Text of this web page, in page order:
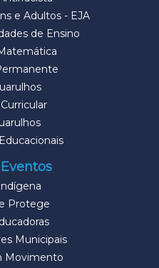
e Adultos - EJA
de Ensino
Protege
Municipais
Movimento